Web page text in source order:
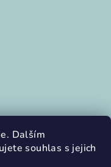
Dalším
souhlas s jejich